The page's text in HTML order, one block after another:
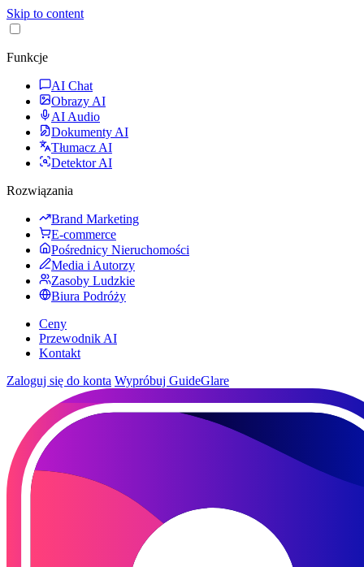
Skip to content
Funkcje
AI Chat
Obrazy AI
AI Audio
Dokumenty AI
Tłumacz AI
Detektor AI
Rozwiązania
Brand Marketing
E-commerce
Pośrednicy Nieruchomości
Media i Autorzy
Zasoby Ludzkie
Biura Podróży
Ceny
Przewodnik AI
Kontakt
Zaloguj się do konta Wypróbuj GuideGlare